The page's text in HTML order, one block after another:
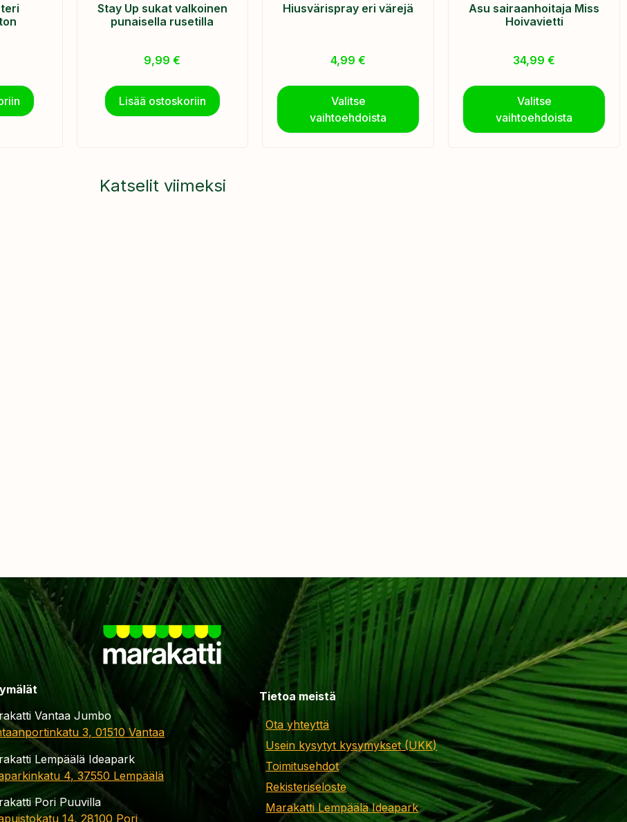
Stay Up sukat valkoinen
punaisella rusetilla
9,99€
Lisää ostoskoriin
Hiusvärispray eri värejä
4,99€
Valitse
vaihtoehdoista
Asu sairaanhoitaja Miss
Hoivavietti
34,99€
Valitse
vaihtoehdoista
Katselit viimeksi
Vantaa Jumbo
3, 01510 Vantaa
Lempäälä Ideapark
4, 37550 Lempäälä
Pori Puuvilla
14, 28100 Pori
Tietoa meistä
Ota yhteyttä
Usein kysytyt kysymykset (UKK)
Toimitusehdot
Rekisteriseloste
Marakatti Lempäälä Ideapark